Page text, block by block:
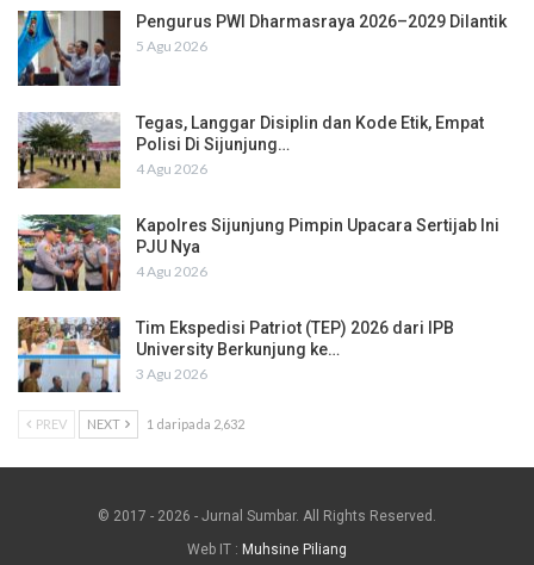
Pengurus PWI Dharmasraya 2026–2029 Dilantik
5 Agu 2026
Tegas, Langgar Disiplin dan Kode Etik, Empat
Polisi Di Sijunjung…
4 Agu 2026
Kapolres Sijunjung Pimpin Upacara Sertijab Ini
PJU Nya
4 Agu 2026
Tim Ekspedisi Patriot (TEP) 2026 dari IPB
University Berkunjung ke…
3 Agu 2026
PREV NEXT 1 daripada 2,632
© 2017 - 2026 - Jurnal Sumbar. All Rights Reserved.
Web IT : Muhsine Piliang